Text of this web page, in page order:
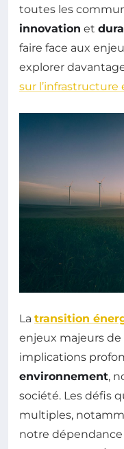
toutes les
innovation et
faire face aux
explorer
sur
La transition
enjeux majeurs
implications
environnement,
société. Les défis
multiples,
notre dépendance